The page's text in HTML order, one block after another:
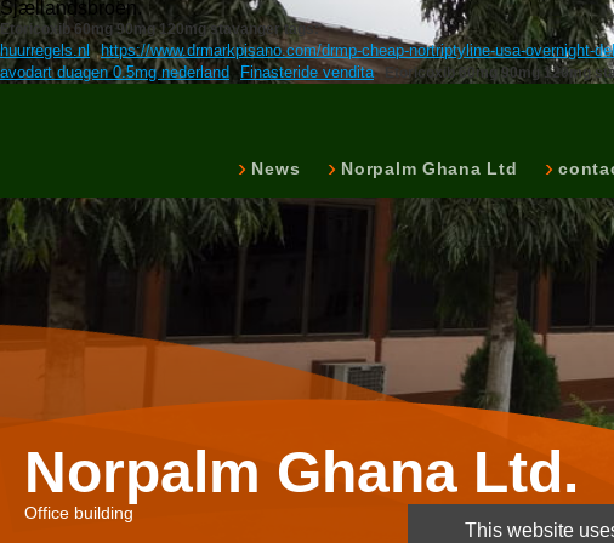
Sjællandsbroen.
Etoricoxib 60mg 90mg 120mg stavanger tags:
huurregels.nl https://www.drmarkpisano.com/drmp-cheap-nortriptyline-usa-overnight-
avodart duagen 0.5mg nederland
Finasteride vendita Etoricoxib 60mg 90mg 120mg
News Norpalm Ghana Ltd
Norpalm Ghana Ltd.
Office building
This website